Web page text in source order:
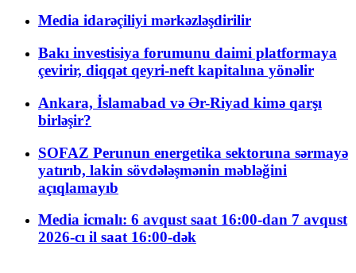
Media idarəçiliyi mərkəzləşdirilir
Bakı investisiya forumunu daimi platformaya
çevirir, diqqət qeyri-neft kapitalına yönəlir
Ankara, İslamabad və Ər-Riyad kimə qarşı
birləşir?
SOFAZ Perunun energetika sektoruna sərmayə
yatırıb, lakin sövdələşmənin məbləğini
açıqlamayıb
Media icmalı: 6 avqust saat 16:00-dan 7 avqust
2026-cı il saat 16:00-dək